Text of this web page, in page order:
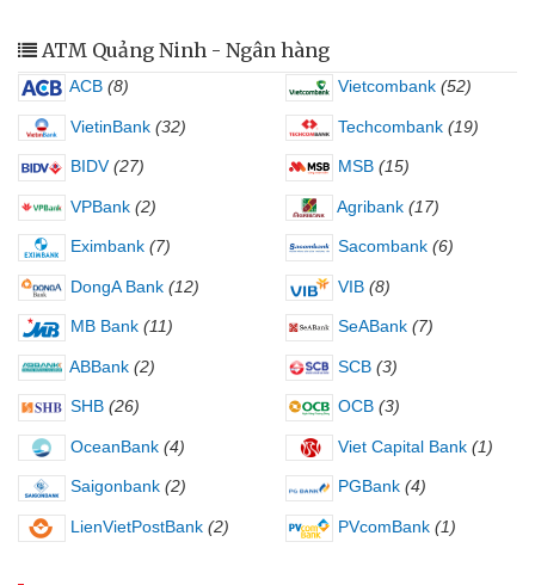
ATM Quảng Ninh - Ngân hàng
ACB (8) Vietcombank (52)
VietinBank (32) Techcombank (19)
BIDV (27) MSB (15)
VPBank (2) Agribank (17)
Eximbank (7) Sacombank (6)
DongA Bank (12) VIB (8)
MB Bank (11) SeABank (7)
ABBank (2) SCB (3)
SHB (26) OCB (3)
OceanBank (4) Viet Capital Bank (1)
Saigonbank (2) PGBank (4)
LienVietPostBank (2) PVcomBank (1)